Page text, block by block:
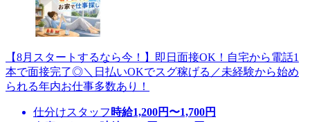
【8月スタートするなら今！】即日面接OK！自宅から電話1
本で面接完了◎＼日払いOKでスグ稼げる／未経験から始め
られる年内お仕事多数あり！
仕分けスタッフ 時給1,200円〜1,700円